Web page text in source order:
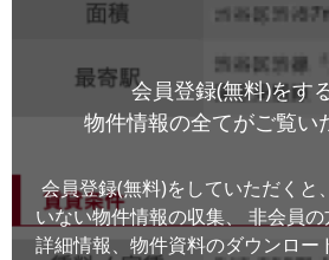
会員登録(無料)をす
物件情報の全てがご覧い
会員登録(無料)をしていただくと
いない物件情報の収集、
非会員
詳細情報、物件資料のダウンロー